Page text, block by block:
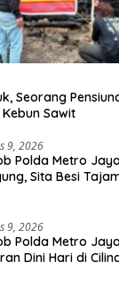
Seorang
Sawit
9, 2026
Polda Metro
Sita Besi
9, 2026
Polda Metro
Dini Hari di